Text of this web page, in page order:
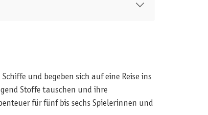
und begeben sich auf eine Reise ins
Stoffe tauschen und ihre
für fünf bis sechs Spielerinnen und